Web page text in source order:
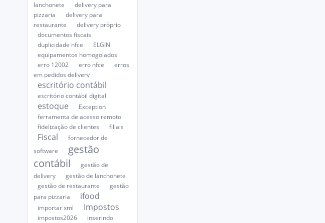
lanchonete
delivery para
pizzaria
delivery para
restaurante
delivery próprio
documentos fiscais
duplicidade nfce
ELGIN
equipamentos homogolados
erro 12002
erro nfce
erros
em pedidos delivery
escritório contábil
escritório contábil digital
estoque
Exception
ferramenta de acesso remoto
fidelização de clientes
filiais
Fiscal
fornecedor de
software
gestão
contábil
gestão de
delivery
gestão de lanchonete
gestão de restaurante
gestão
para pizzaria
ifood
importar xml Impostos
impostos2026
inserindo